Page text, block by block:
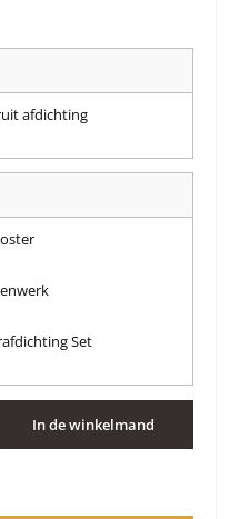
afdichting
Set
In de winkelmand